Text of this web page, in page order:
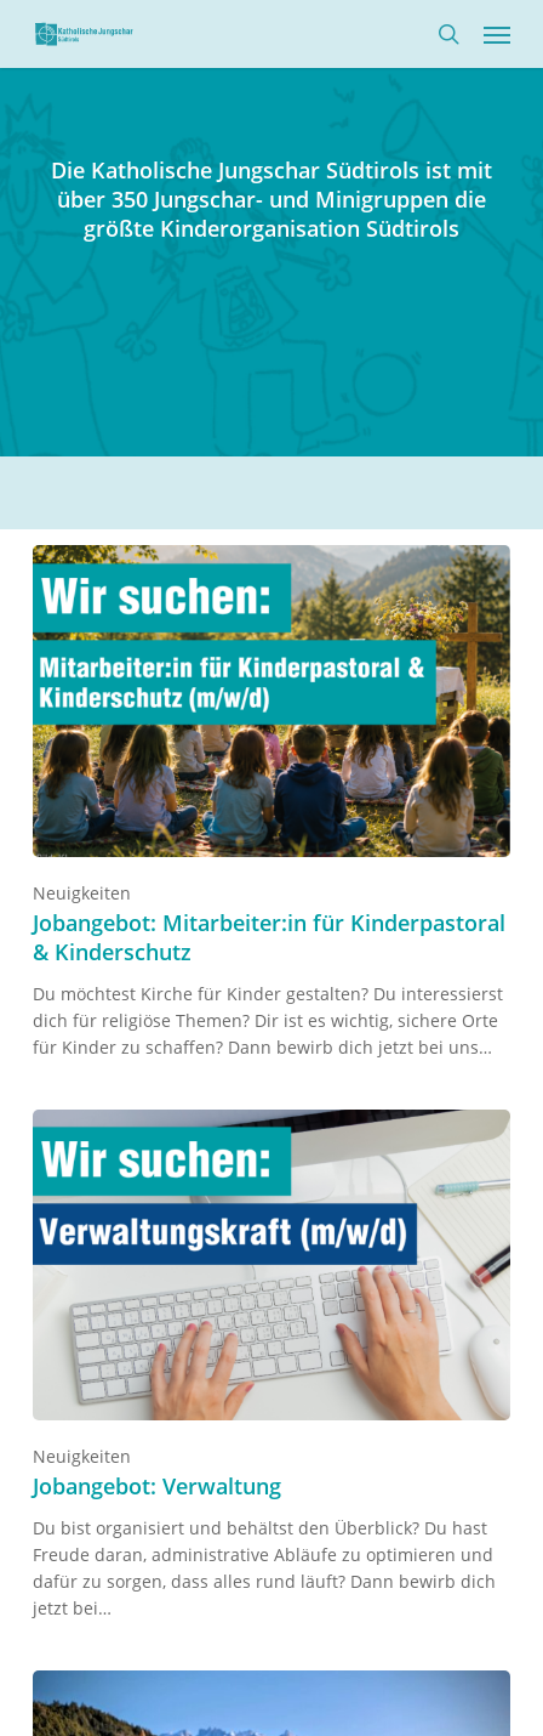
main
Menü
Die Katholische Jungschar Südtirols ist mit
über 350 Jungschar- und Minigruppen die
größte Kinderorganisation Südtirols
Neuigkeiten
Jobangebot: Mitarbeiter:in für Kinderpastoral
& Kinderschutz
Du möchtest Kirche für Kinder gestalten? Du interessierst
dich für religiöse Themen? Dir ist es wichtig, sichere Orte
für Kinder zu schaffen? Dann bewirb dich jetzt bei uns…
Neuigkeiten
Jobangebot: Verwaltung
Du bist organisiert und behältst den Überblick? Du hast
Freude daran, administrative Abläufe zu optimieren und
dafür zu sorgen, dass alles rund läuft? Dann bewirb dich
jetzt bei…